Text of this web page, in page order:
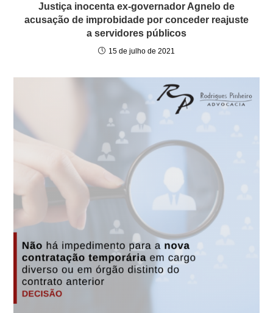
Justiça inocenta ex-governador Agnelo de
acusação de improbidade por conceder reajuste
a servidores públicos
15 de julho de 2021